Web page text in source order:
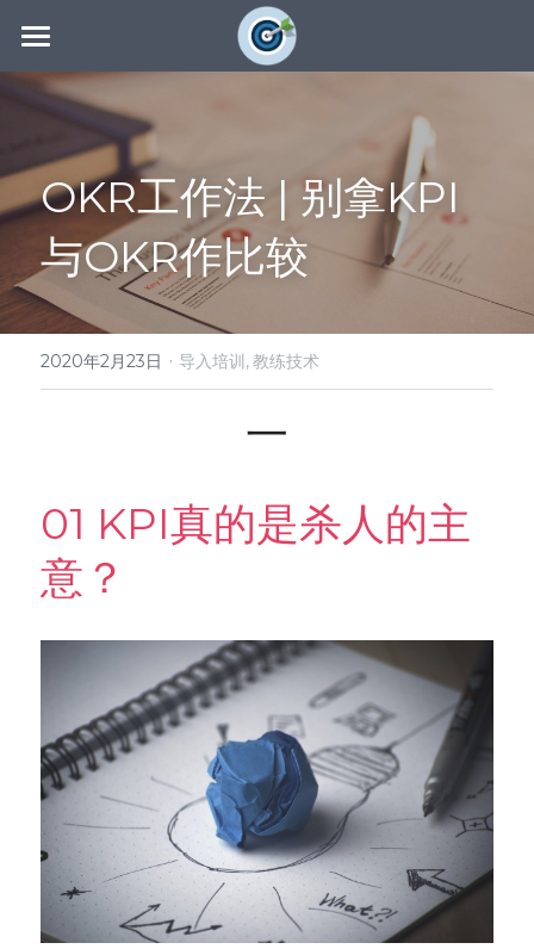
主页
教练社区
OKR教练
社区动态
联系我们
教练技术
教练辅导
最新洞见
资源下载
OKR流程
全周期辅导
教练认证
了解COC
证书查询
搜索
OKR工作法 | 别拿KPI
与OKR作比较
2020年2月23日 · 导入培训,教练技术
一
01 KPI真的是杀人的主
意？